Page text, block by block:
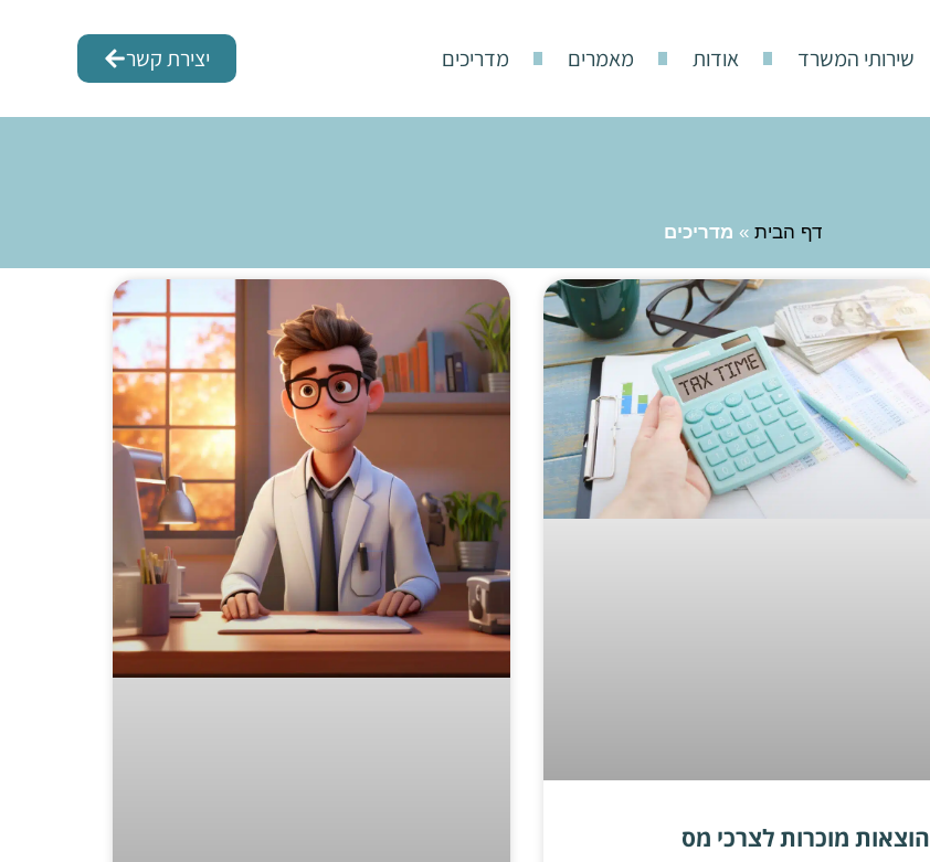
שירותי המשרד אודות מאמרים מדריכים יצירת קשר
דף הבית » מדריכים
הוצאות מוכרות לצרכי מס